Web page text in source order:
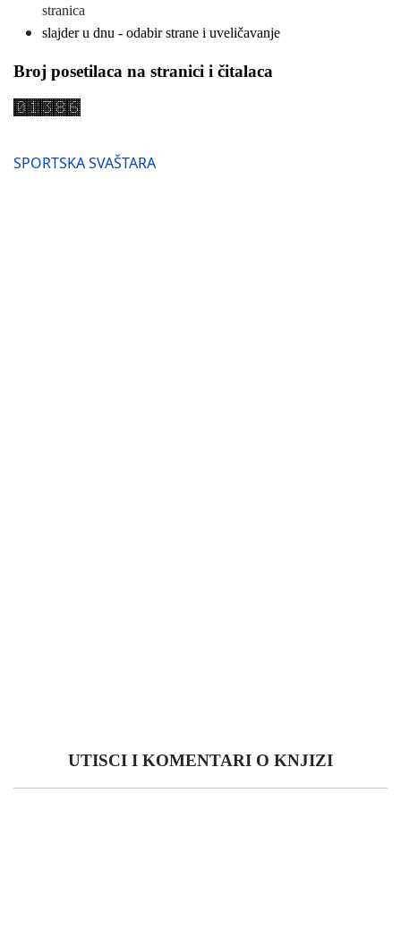
stranica
slajder u dnu - odabir strane i uveličavanje
Broj posetilaca na stranici i čitalaca
SPORTSKA SVAŠTARA
UTISCI I KOMENTARI O KNJIZI